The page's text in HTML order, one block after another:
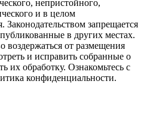
непристойного,
и в целом
запрещается
в других местах.
воздержаться от размещения
и исправить собранные о
их обработку. Ознакомьтесь с
конфиденциальности.